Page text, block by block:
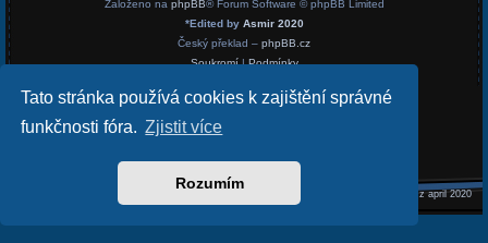
Tato stránka používá cookies k zajištění správné
funkčnosti fóra. Zjistit více
Rozumím
Založeno na phpBB® Forum Software © phpBB Limited
*Edited by Asmir 2020
Český překlad – phpBB.cz
Soukromí|Podmínky
asmir.cz april 2020